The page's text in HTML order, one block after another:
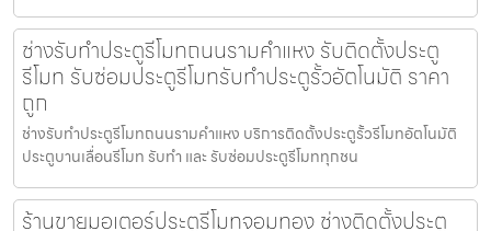
ช่างรับทำประตูรีโมทถนนรามคำแหง รับติดตั้งประตู
รีโมท รับซ่อมประตูรีโมทรับทำประตูรั้วอัตโนมัติ ราคา
ถูก
ช่างรับทำประตูรีโมทถนนรามคำแหง บริการติดตั้งประตูรั้วรีโมทอัตโนมัติ
ประตูบานเลื่อนรีโมท รับทำ และ รับซ่อมประตูรีโมททุกชน
ร้านขายมอเตอร์ประตูรีโมทจอมทอง ช่างติดตั้งประตู